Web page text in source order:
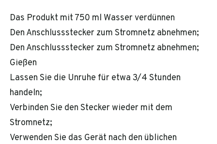
Das Produkt mit 750 ml Wasser verdünnen
Den Anschlussstecker zum Stromnetz abnehmen;
Den Anschlussstecker zum Stromnetz abnehmen;
Gießen
Lassen Sie die Unruhe für etwa 3/4 Stunden
handeln;
Verbinden Sie den Stecker wieder mit dem
Stromnetz;
Verwenden Sie das Gerät nach den üblichen